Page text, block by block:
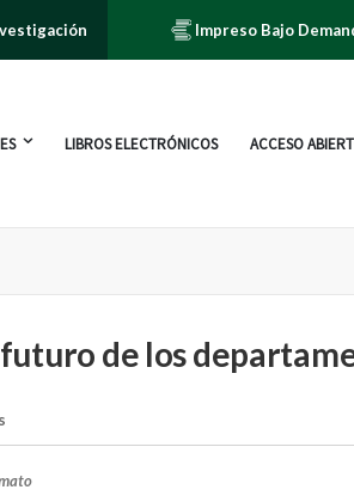
Impreso Bajo
LIBROS ELECTRÓNICOS ACCESO
de los